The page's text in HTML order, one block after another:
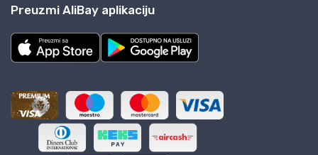
Preuzmi AliBay aplikaciju